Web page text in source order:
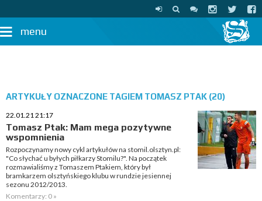
menu
ARTYKUŁY OZNACZONE TAGIEM TOMASZ PTAK (20)
22.01.21 21:17
Tomasz Ptak: Mam mega pozytywne
wspomnienia
Rozpoczynamy nowy cykl artykułów na stomil.olsztyn.pl:
"Co słychać u byłych piłkarzy Stomilu?". Na początek
rozmawialiśmy z Tomaszem Ptakiem, który był
bramkarzem olsztyńskiego klubu w rundzie jesiennej
sezonu 2012/2013.
Komentarzy: 0 »